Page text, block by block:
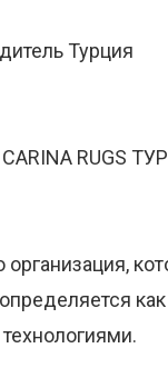
Турция
RUGS
организация,